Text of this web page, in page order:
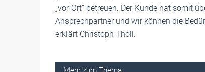
„vor Ort“ betreuen. Der Kunde hat somit
Ansprechpartner und wir können die
erklärt Christoph Tholl.